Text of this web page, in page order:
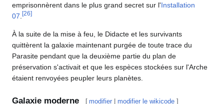
emprisonnèrent dans le plus grand secret sur l'Installation
07 [26]
À la suite de la mise à feu, le Didacte et les survivants
quittèrent la galaxie maintenant purgée de toute trace du
Parasite pendant que la deuxième partie du plan de
préservation s'activait et que les espèces stockées sur l'Arche
étaient renvoyées peupler leurs planètes.
Galaxie moderne [ modifier |modifier le wikicode ]